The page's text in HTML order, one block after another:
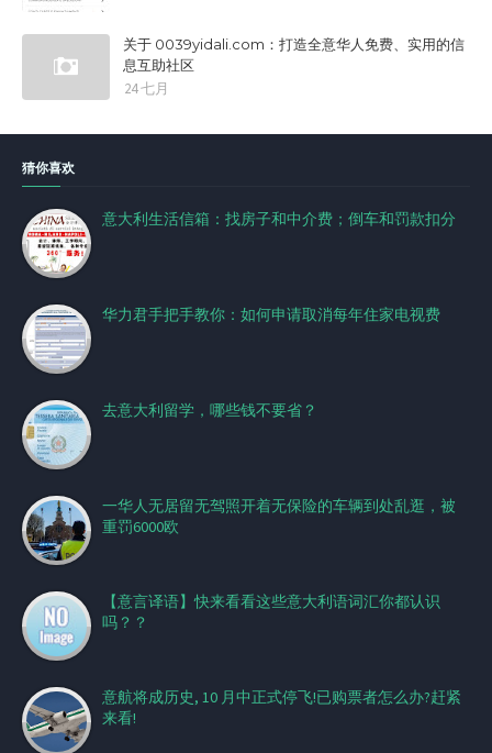
关于 0039yidali.com：打造全意华人免费、实用的信
息互助社区
24 七月
猜你喜欢
意大利生活信箱：找房子和中介费；倒车和罚款扣分
华力君手把手教你：如何申请取消每年住家电视费
去意大利留学，哪些钱不要省？
一华人无居留无驾照开着无保险的车辆到处乱逛，被
重罚6000欧
【意言译语】快来看看这些意大利语词汇你都认识
吗？？
意航将成历史, 10 月中正式停飞!已购票者怎么办?赶紧
来看!